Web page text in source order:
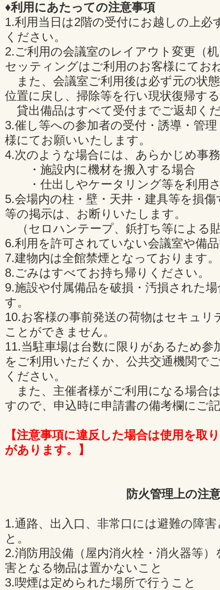
♦利用にあたっての注意事項
1.利用当日は2階の受付にお越しの上必
ください。
2.ご利用の会議室のレイアウト変更（
セッティングはご利用のお客様にてお
また、会議室ご利用後は必ず元の状
位置に戻し、掃除等を行い現状復帰す
貸出備品はすべて受付までご返却く
3.催し等への参加者の受付・誘導・管
様にてお願いいたします。
4.次のような場合には、あらかじめ事
・施設内に機材を搬入する場合
・仕出しやケータリング等を利用
5.会場内の柱・壁・天井・建具等を損
等の掲示は、お断りいたします。
（セロハンテープ、鋲打ち等による
6.利用を許可されていない会議室や備
7.建物内は全館禁煙となっております。
8.ごみはすべてお持ち帰りください。
9.施設や付属備品を破損・汚損された
す。
10.お客様の事前発送の荷物はセキュ
ことができません。
11.当駐車場は台数に限りがあるため参
をご利用いただくか、公共交通機関で
ください。
また、主催者様がご利用になる場合
すので、申込時に申請書の備考欄にご
【注意事項に違反した場合は使用を取
があります。】
防火管理上の注
1.通路、出入口、非常口には避難の障
と。
2.消防用設備（屋内消火栓・消火器等
害となる物品は置かないこと
3.喫煙は定められた場所で行うこと